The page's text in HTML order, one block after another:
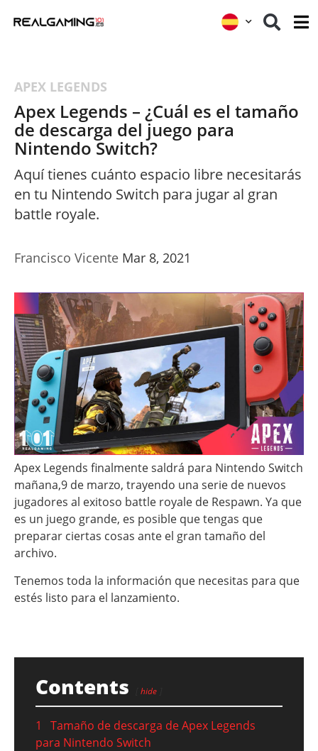
APEX LEGENDS
Apex Legends – ¿Cuál es el tamaño
de descarga del juego para
Nintendo Switch?
Aquí tienes cuánto espacio libre necesitarás
en tu Nintendo Switch para jugar al gran
battle royale.
Francisco Vicente Mar 8, 2021
Apex Legends finalmente saldrá para Nintendo Switch
mañana,9 de marzo, trayendo una serie de nuevos
jugadores al exitoso battle royale de Respawn. Ya que
es un juego grande, es posible que tengas que
preparar ciertas cosas ante el gran tamaño del
archivo.
Tenemos toda la información que necesitas para que
estés listo para el lanzamiento.
Contents hide
1
Tamaño de descarga de Apex Legends
para Nintendo Switch